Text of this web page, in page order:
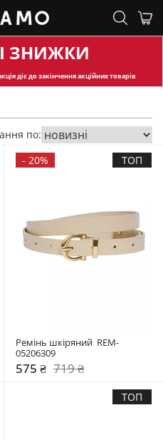
ЗНИЖКИ
діє до закінчення акційних товарів
по:
- 20% ТОП
Ремінь шкіряний  REM-
05206309
575 ₴ 719 ₴
ТОП